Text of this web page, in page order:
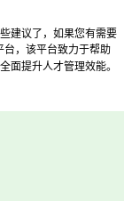
建议了，如果您有需要
台，该平台致力于帮助
面提升人才管理效能。